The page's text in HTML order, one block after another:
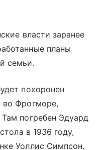
власти заранее
планы
семьи.
похоронен
во Фрогморе,
погребен Эдуард
в 1936 году,
Уоллис Симпсон.